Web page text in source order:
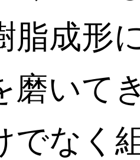
脂成形
磨いて
でなく